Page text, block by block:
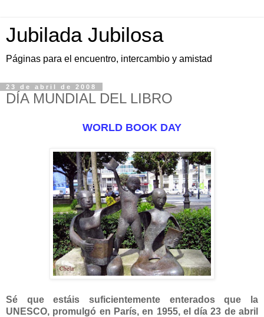
Jubilada Jubilosa
Páginas para el encuentro, intercambio y amistad
23 de abril de 2008
DÍA MUNDIAL DEL LIBRO
WORLD BOOK DAY
Sé que estáis suficientemente enterados que la
UNESCO, promulgó en París, en 1955, el día 23 de abri